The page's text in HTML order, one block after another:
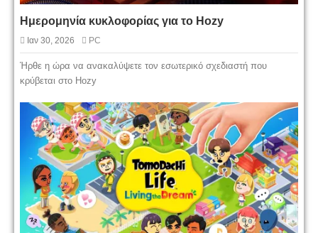
Ημερομηνία κυκλοφορίας για το Hozy
Ιαν 30, 2026 PC
Ήρθε η ώρα να ανακαλύψετε τον εσωτερικό σχεδιαστή που
κρύβεται στο Hozy